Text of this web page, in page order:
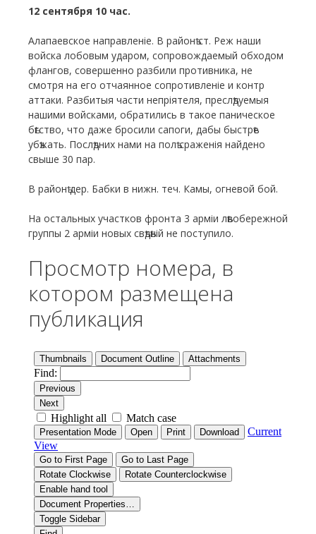
12 сентября 10 час.
Алапаевское направленіе. В районѣ ст. Реж наши
войска лобовым ударом, сопровождаемый обходом
флангов, совершенно разбили противника, не
смотря на его отчаянное сопротивленіе и контр
аттаки. Разбитыя части непріятеля, преслѣдуемыя
нашими войсками, обратились в такое паническое
бѣгство, что даже бросили сапоги, дабы быстрѣе
убѣжать. Послѣдних нами на полѣ сраженія найдено
свыше 30 пар.
В районѣ дер. Бабки в нижн. теч. Камы, огневой бой.
На остальных участков фронта 3 арміи лѣвобережной
группы 2 арміи новых свѣдѣній не поступило.
Просмотр номера, в
котором размещена
публикация